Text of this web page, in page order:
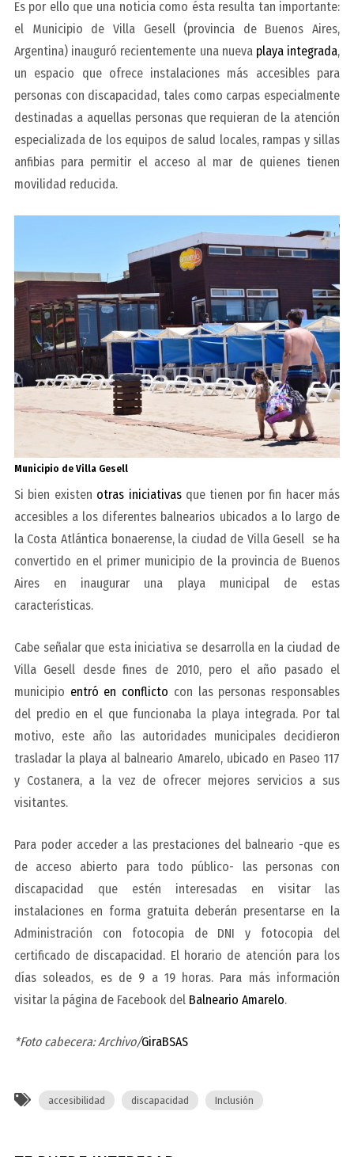
Es por ello que una noticia como ésta resulta tan importante:
el Municipio de Villa Gesell (provincia de Buenos Aires,
Argentina) inauguró recientemente una nueva playa integrada,
un espacio que ofrece instalaciones más accesibles para
personas con discapacidad, tales como carpas especialmente
destinadas a aquellas personas que requieran de la atención
especializada de los equipos de salud locales, rampas y sillas
anfibias para permitir el acceso al mar de quienes tienen
movilidad reducida.
Municipio de Villa Gesell
Si bien existen otras iniciativasque tienen por fin hacer más
accesibles a los diferentes balnearios ubicados a lo largo de
la Costa Atlántica bonaerense, la ciudad de Villa Gesell se ha
convertido en el primer municipio de la provincia de Buenos
Aires en inaugurar una playa municipal de estas
características.
Cabe señalar que esta iniciativa se desarrolla en la ciudad de
Villa Gesell desde fines de 2010, pero el año pasado el
municipio entró en conflicto con las personas responsables
del predio en el que funcionaba la playa integrada. Por tal
motivo, este año las autoridades municipales decidieron
trasladar la playa al balneario Amarelo, ubicado en Paseo 117
y Costanera, a la vez de ofrecer mejores servicios a sus
visitantes.
Para poder acceder a las prestaciones del balneario -que es
de acceso abierto para todo público- las personas con
discapacidad que estén interesadas en visitar las
instalaciones en forma gratuita deberán presentarse en la
Administración con fotocopia de DNI y fotocopia del
certificado de discapacidad. El horario de atención para los
días soleados, es de 9 a 19 horas. Para más información
visitar la página de Facebook del Balneario Amarelo.
*Foto cabecera: Archivo/GiraBSAS
accesibilidad discapacidad Inclusión